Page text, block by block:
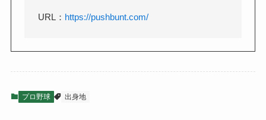
URL： https://pushbunt.com/
プロ野球 出身地